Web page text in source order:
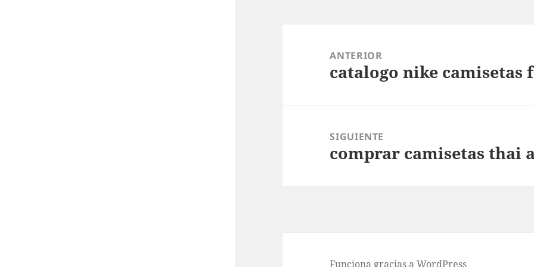
entradas
ANTERIOR
Entrada
catalogo nike camisetas
SIGUIENTE
Entrada
comprar camisetas thai
Funciona gracias a WordPress